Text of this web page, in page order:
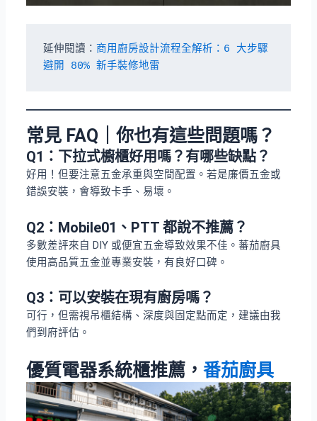
延伸閱讀： 商用廚房設計流程全解析：6 大步驟
避開 80% 新手裝修地雷
常見 FAQ｜你也有這些問題嗎？
Q1： 下拉式櫥櫃好用嗎？有哪些缺點？
好用！但要注意五金承重與空間配置。若是廉價五金或
錯誤安裝，會導致卡手、易壞。
Q2： Mobile01、PTT 都說不推薦？
多數差評來自 DIY 或便宜五金導致效果不佳。蕃茄廚具
使用高品質五金並專業安裝，有良好口碑。
Q3： 可以安裝在現有廚房嗎？
可行，但需視吊櫃結構、深度與固定點而定，建議由我
們到府評估。
優質電器系統櫃推薦，番茄廚具